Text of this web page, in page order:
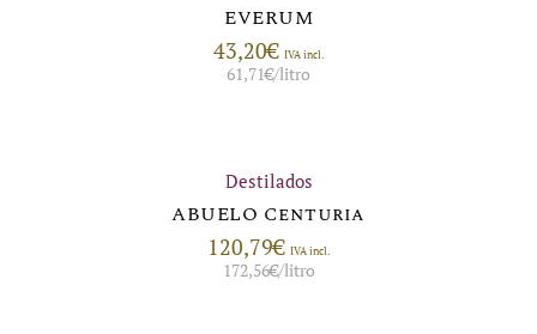
EVERUM
43,20€ IVA incl.
61,71€/litro
Destilados
ABUELO Centuria
120,79€ IVA incl.
172,56€/litro